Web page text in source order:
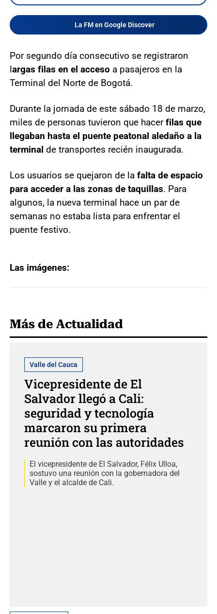
La FM en Google Discover
Por segundo día consecutivo se registraron
largas filas en el acceso a pasajeros en la
Terminal del Norte de Bogotá.
Durante la jornada de este sábado 18 de marzo,
miles de personas tuvieron que hacerfilas que
llegaban hasta el puente peatonal aledaño a la
terminal de transportes recién inaugurada.
Los usuarios se quejaron de la falta de espacio
para acceder a las zonas de taquillas. Para
algunos, la nueva terminal hace un par de
semanas no estaba lista para enfrentar el
puente festivo.
Las imágenes:
Más de Actualidad
Valle del Cauca
Vicepresidente de El
Salvador llegó a Cali:
seguridad y tecnología
marcaron su primera
reunión con las autoridades
El vicepresidente de El Salvador, Félix Ulloa,
sostuvo una reunión con la gobernadora del
Valle y el alcalde de Cali.